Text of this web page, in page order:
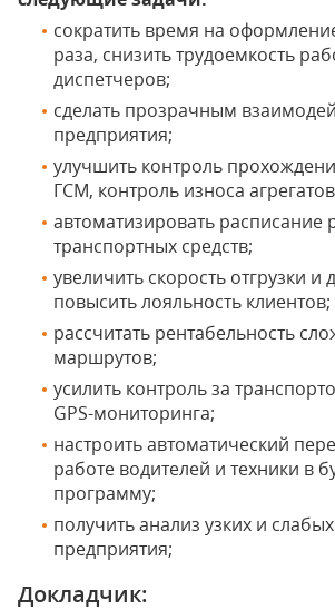
сократить время на
раза, снизить трудоемкость
диспетчеров;
сделать прозрачным
предприятия;
улучшить контроль
ГСМ, контроль износа
автоматизировать расписание
транспортных средств;
увеличить скорость отгрузки и
повысить лояльность клиентов;
рассчитать рентабельность
маршрутов;
усилить контроль за
GPS-мониторинга;
настроить автоматический
работе водителей и техники в
программу;
получить анализ узких и
предприятия;
Докладчик: